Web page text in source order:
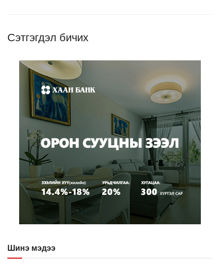
Сэтгэгдэл бичих
Шинэ мэдээ